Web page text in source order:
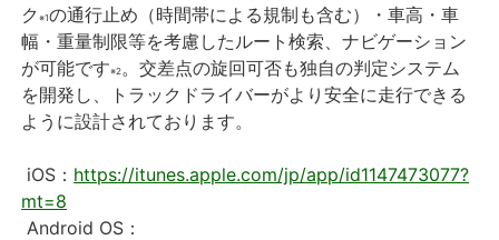
ク※1の通行止め（時間帯による規制も含む）・車高・車
幅・重量制限等を考慮したルート検索、ナビゲーション
が可能です※2。交差点の旋回可否も独自の判定システム
を開発し、トラックドライバーがより安全に走行できる
ように設計されております。
iOS： https://itunes.apple.com/jp/app/id1147473077?
mt=8
Android OS：